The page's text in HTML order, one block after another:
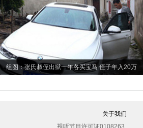
组图：张氏叔侄出狱一年各买宝马 侄子年入20万
关于我们
视听节目许可证0108263